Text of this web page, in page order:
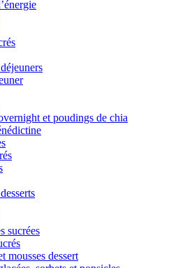
et poudings de chia
sucrées
mousses dessert